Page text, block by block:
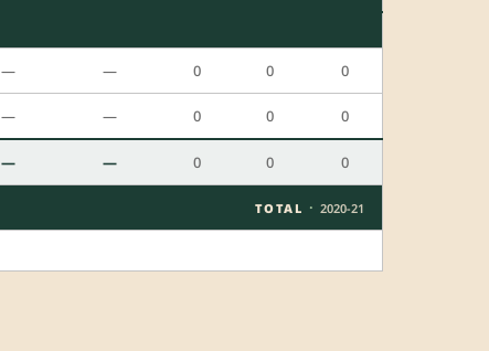
— — 0 0 0
— — 0 0 0
— — 0 0 0
TOTAL · 2020-21